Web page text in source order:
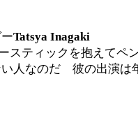
Tatsya Inagaki
スティックを抱え
い人なのだ 彼の出演